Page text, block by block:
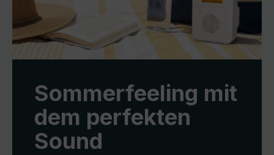
Sommerfeeling mit
dem perfekten
Sound